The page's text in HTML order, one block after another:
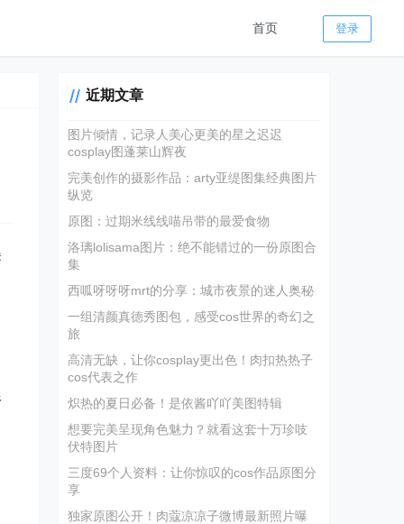
首页 登录
近期文章
图片倾情，记录人美心更美的星之迟迟
cosplay图蓬莱山辉夜
完美创作的摄影作品：arty亚缇图集经典图片
纵览
原图：过期米线线喵吊带的最爱食物
洛璃lolisama图片：绝不能错过的一份原图合
集
西呱呀呀呀mrt的分享：城市夜景的迷人奥秘
一组清颜真德秀图包，感受cos世界的奇幻之
旅
高清无缺，让你cosplay更出色！肉扣热热子
cos代表之作
炽热的夏日必备！是依酱吖吖美图特辑
想要完美呈现角色魅力？就看这套十万珍吱
伏特图片
三度69个人资料：让你惊叹的cos作品原图分
享
独家原图公开！肉蔻凉凉子微博最新照片曝